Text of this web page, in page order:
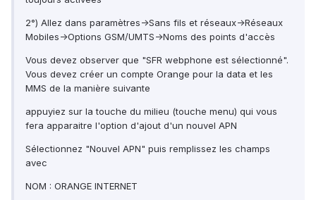
2°) Allez dans paramètres->Sans fils et réseaux->Réseaux
Mobiles->Options GSM/UMTS->Noms des points d'accès
Vous devez observer que "SFR webphone est sélectionné".
Vous devez créer un compte Orange pour la data et les
MMS de la manière suivante
appuyiez sur la touche du milieu (touche menu) qui vous
fera apparaitre l'option d'ajout d'un nouvel APN
Sélectionnez "Nouvel APN" puis remplissez les champs
avec
NOM : ORANGE INTERNET